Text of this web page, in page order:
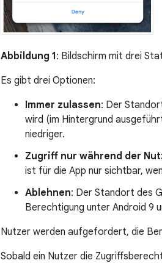
Abbildung 1: Bildschirm mit drei
Es gibt drei Optionen:
Immer zulassen: Der
wird (im Hintergrund
niedriger.
Zugriff nur während der
ist für die App nur sichtbar,
Ablehnen: Der Standort des
Berechtigung unter Android 9
Nutzer werden aufgefordert, die
Sobald ein Nutzer die